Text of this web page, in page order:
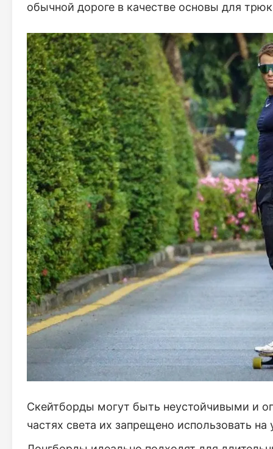
обычной дороге в качестве основы для
Скейтборды могут быть неустойчивыми и
частях света их запрещено использовать на